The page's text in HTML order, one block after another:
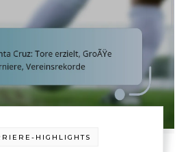
HIGHLIGHTS